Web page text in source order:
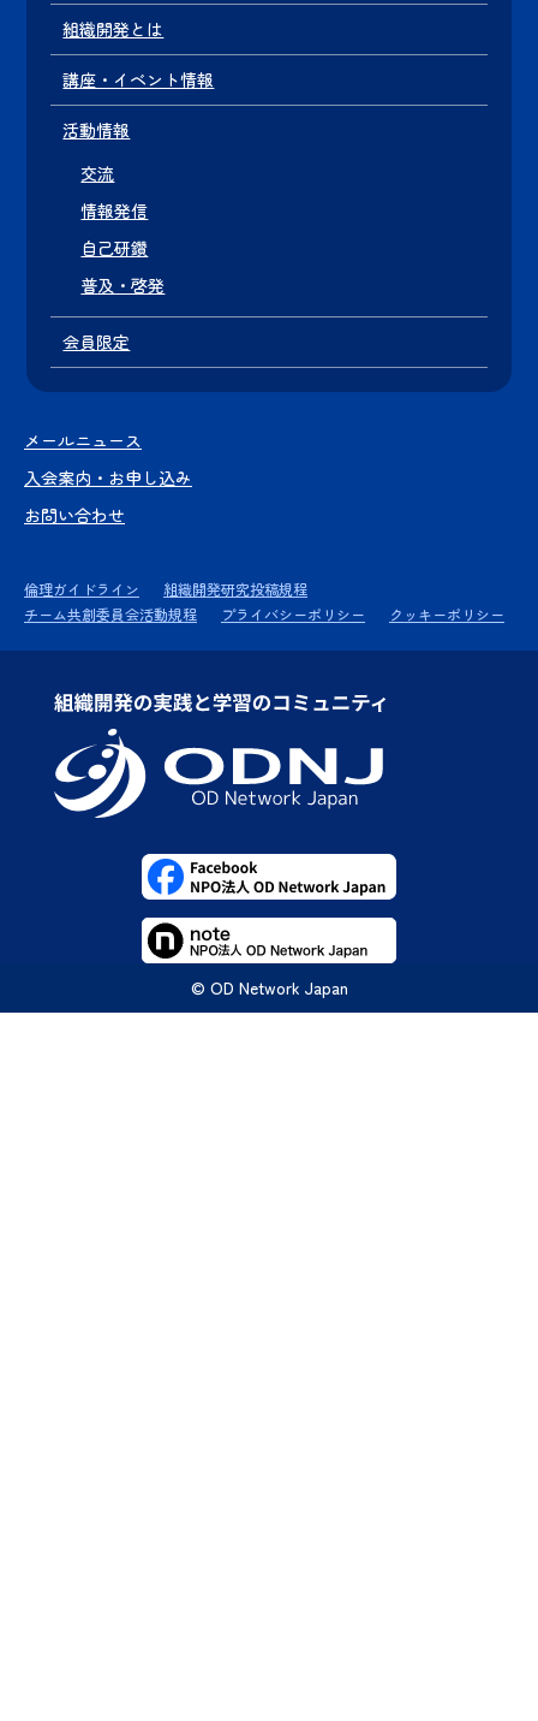
組織開発とは
講座・イベント情報
活動情報
交流
情報発信
自己研鑽
普及・啓発
会員限定
メールニュース
入会案内・お申し込み
お問い合わせ
倫理ガイドライン
組織開発研究投稿規程
チーム共創委員会活動規程
プライバシーポリシー クッキーポリシー
© OD Network Japan